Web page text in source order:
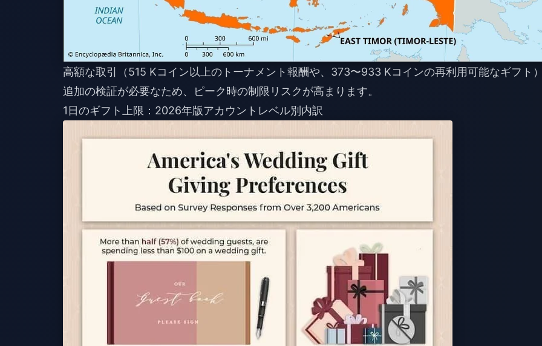
高額な取引（515 Kコイン以上のトーナメント報酬や、373〜933 Kコインの再利用可能なギフト
追加の検証が必要なため、ピーク時の制限リスクが高まります。
1日のギフト上限：2026年版アカウントレベル別内訳